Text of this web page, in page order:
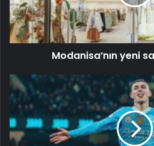
Modanisa’nın yeni